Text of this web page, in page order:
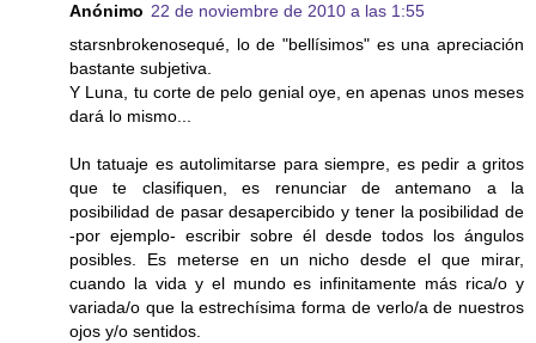
Anónimo 22 de noviembre de 2010 a las 1:55
starsnbrokenosequé, lo de "bellísimos" es una apreciación
bastante subjetiva.
Y Luna, tu corte de pelo genial oye, en apenas unos meses
dará lo mismo...
Un tatuaje es autolimitarse para siempre, es pedir a gritos
que te clasifiquen, es renunciar de antemano a la
posibilidad de pasar desapercibido y tener la posibilidad de
-por ejemplo- escribir sobre él desde todos los ángulos
posibles. Es meterse en un nicho desde el que mirar,
cuando la vida y el mundo es infinitamente más rica/o y
variada/o que la estrechísima forma de verlo/a de nuestros
ojos y/o sentidos.